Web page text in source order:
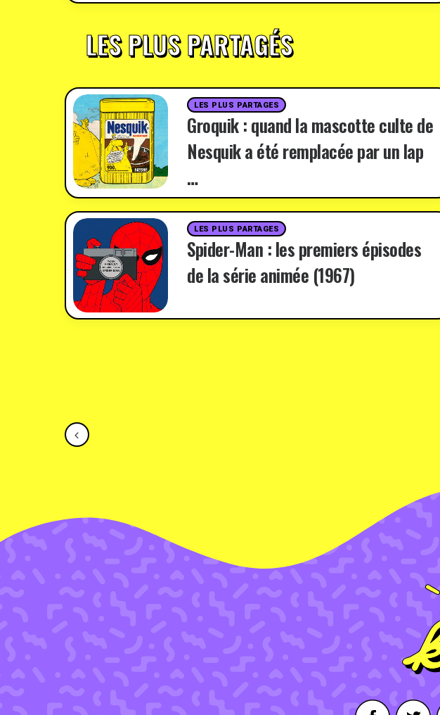
LES PLUS PARTAGÉS
LES PLUS PARTAGES
Groquik : quand la mascotte culte de
Nesquik a été remplacée par un lap
…
LES PLUS PARTAGES
Spider-Man : les premiers épisodes
de la série animée (1967)